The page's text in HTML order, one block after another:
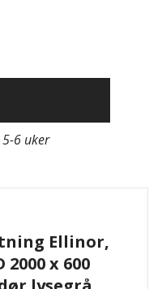
6 uker
Ellinor,
x 600